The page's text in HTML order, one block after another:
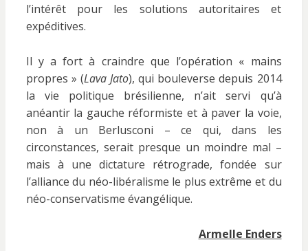
l’intérêt pour les solutions autoritaires et
expéditives.
Il y a fort à craindre que l’opération « mains
propres » (Lava Jato), qui bouleverse depuis 2014
la vie politique brésilienne, n’ait servi qu’à
anéantir la gauche réformiste et à paver la voie,
non à un Berlusconi – ce qui, dans les
circonstances, serait presque un moindre mal –
mais à une dictature rétrograde, fondée sur
l’alliance du néo-libéralisme le plus extrême et du
néo-conservatisme évangélique.
Armelle Enders